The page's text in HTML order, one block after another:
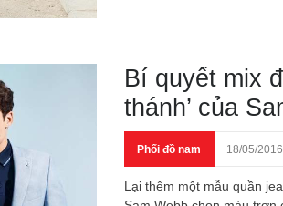
Bí quyết mix
thánh’ của
Phối đồ nam 18/05/
Lại thêm một mẫu quần